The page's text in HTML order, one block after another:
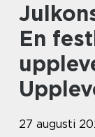
Julkonsert i Konserthuset:
En
27 augusti